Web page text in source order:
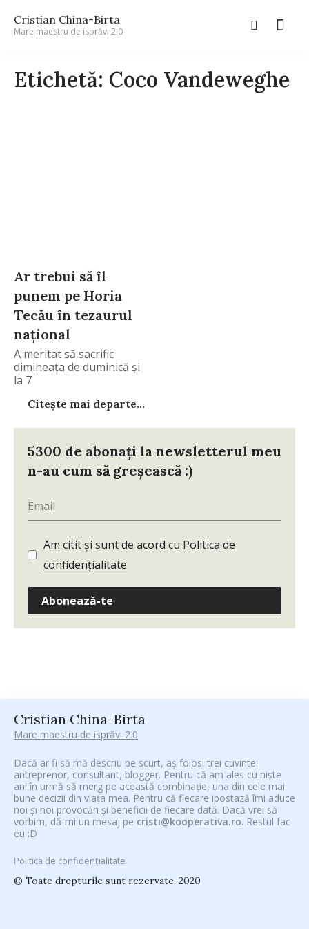
Cristian China-Birta
Mare maestru de isprăvi 2.0
Etichetă: Coco Vandeweghe
Ar trebui să îl
punem pe Horia
Tecău în tezaurul
național
A meritat să sacrific
dimineața de duminică și
la 7
Citește mai departe...
5300 de abonați la newsletterul meu
n-au cum să greșească :)
Am citit și sunt de acord cu Politica de
confidențialitate
Abonează-te
Cristian China-Birta
Mare maestru de isprăvi 2.0
Dacă ar fi să mă descriu pe scurt, aș folosi trei cuvinte:
antreprenor, consultant, blogger. Pentru că am ales cu niște
ani în urmă să merg pe această combinație, una din cele mai
bune decizii din viața mea. Pentru că fiecare ipostază îmi aduce
noi și noi provocări și beneficii de fiecare dată. Dacă vrei să
vorbim, dă-mi un mesaj pe cristi@kooperativa.ro. Restul fac
eu :D
Politica de confidențialitate
© Toate drepturile sunt rezervate. 2020